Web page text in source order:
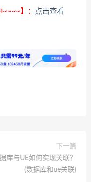
】： 点击查看
下一篇
库与UE如何实现关联？
(数据库和ue关联)